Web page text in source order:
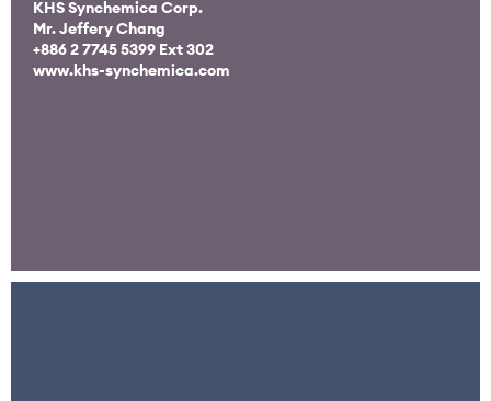
KHS Synchemica Corp.
Mr. Jeffery Chang
+886 2 7745 5399 Ext 302
www.khs-synchemica.com